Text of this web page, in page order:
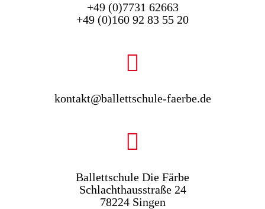
+49 (0)7731 62663
+49 (0)160 92 83 55 20
kontakt@ballettschule-faerbe.de
Ballettschule Die Färbe
Schlachthausstraße 24
78224 Singen